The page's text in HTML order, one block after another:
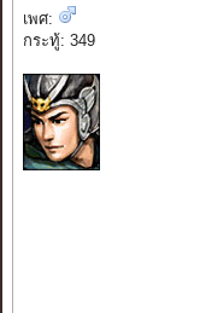
เพศ:
กระทู้: 349